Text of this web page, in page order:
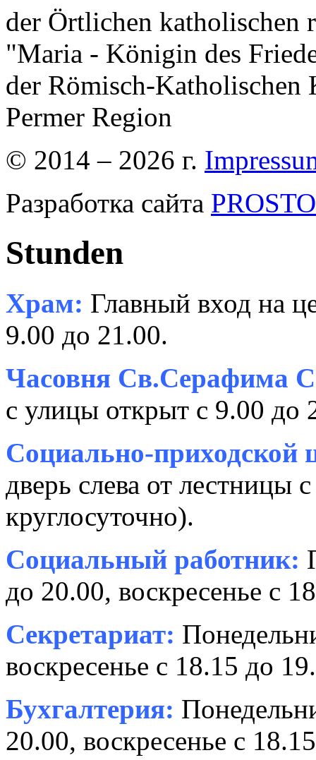
der Örtlichen katholischen
"Maria - Königin des
der Römisch-Katholischen
Permer Region
© 2014 – 2026 г.
Разработка сайта
Stunden
Храм: Главный вход на
9.00 до 21.00.
Часовня Св.Серафима
с улицы открыт с 9.00 до
Социально-приходской
дверь слева от лестницы
круглосуточно).
Социальный работник:
до 20.00, воскресенье с
Секретариат:
воскресенье с 18.15 до
Бухгалтерия:
20.00, воскресенье с